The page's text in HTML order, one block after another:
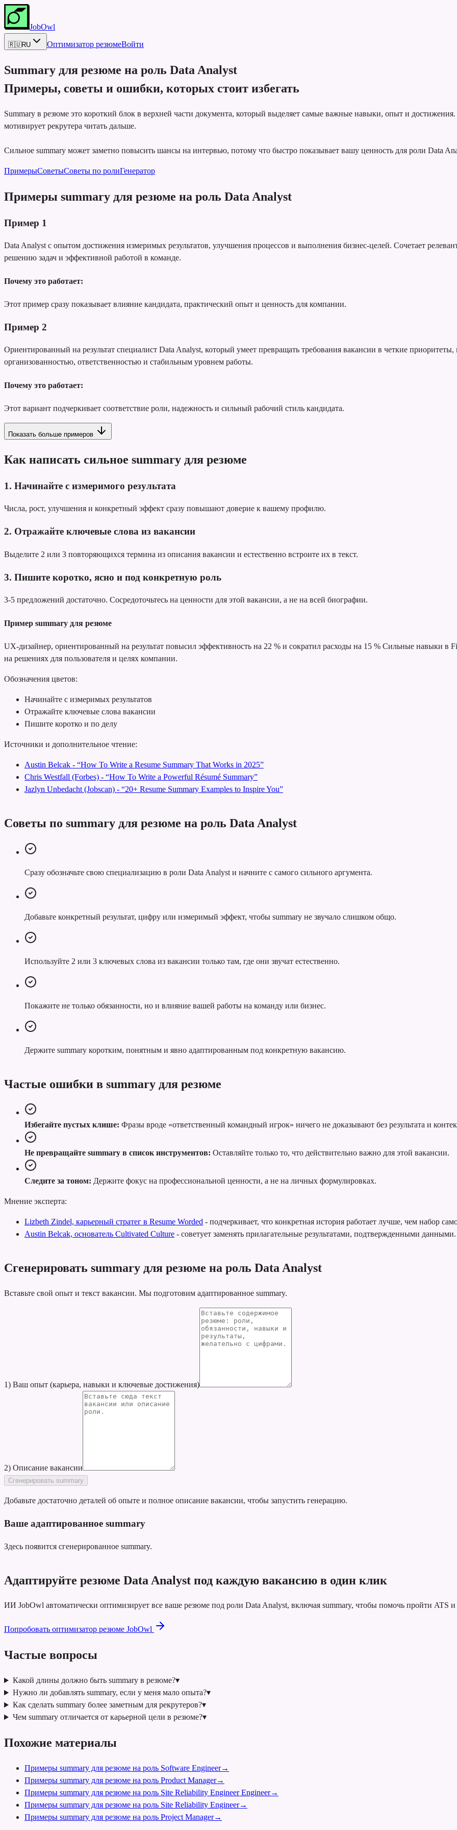
JobOwl
🇷🇺RU Оптимизатор резюмеВойти
Summary для резюме на роль Data Analyst
Примеры, советы и ошибки, которых стоит избегать
Summary в резюме это короткий блок в верхней части документа, который выделяет самые важные навыки, опыт и
мотивирует рекрутера читать дальше.
Сильное summary может заметно повысить шансы на интервью, потому что быстро показывает вашу ценность для роли Data
ПримерыСоветыСоветы по ролиГенератор
Примеры summary для резюме на роль Data Analyst
Пример 1
Data Analyst с опытом достижения измеримых результатов, улучшения процессов и выполнения бизнес-целей. Сочетает
решению задач и эффективной работой в команде.
Почему это работает:
Этот пример сразу показывает влияние кандидата, практический опыт и ценность для компании.
Пример 2
Ориентированный на результат специалист Data Analyst, который умеет превращать требования вакансии в четкие
организованностью, ответственностью и стабильным уровнем работы.
Почему это работает:
Этот вариант подчеркивает соответствие роли, надежность и сильный рабочий стиль кандидата.
Показать больше примеров
Как написать сильное summary для резюме
1. Начинайте с измеримого результата
Числа, рост, улучшения и конкретный эффект сразу повышают доверие к вашему профилю.
2. Отражайте ключевые слова из вакансии
Выделите 2 или 3 повторяющихся термина из описания вакансии и естественно встроите их в текст.
3. Пишите коротко, ясно и под конкретную роль
3-5 предложений достаточно. Сосредоточьтесь на ценности для этой вакансии, а не на всей биографии.
Пример summary для резюме
UX-дизайнер, ориентированный на результат повысил эффективность на 22 % и сократил расходы на 15 % Сильные навыки в
на решениях для пользователя и целях компании.
Обозначения цветов:
Начинайте с измеримых результатов
Отражайте ключевые слова вакансии
Пишите коротко и по делу
Источники и дополнительное чтение:
Austin Belcak - “How To Write a Resume Summary That Works in 2025”
Chris Westfall (Forbes) - “How To Write a Powerful Résumé Summary”
Jazlyn Unbedacht (Jobscan) - “20+ Resume Summary Examples to Inspire You”
Советы по summary для резюме на роль Data Analyst
Сразу обозначьте свою специализацию в роли Data Analyst и начните с самого сильного аргумента.
Добавьте конкретный результат, цифру или измеримый эффект, чтобы summary не звучало слишком общо.
Используйте 2 или 3 ключевых слова из вакансии только там, где они звучат естественно.
Покажите не только обязанности, но и влияние вашей работы на команду или бизнес.
Держите summary коротким, понятным и явно адаптированным под конкретную вакансию.
Частые ошибки в summary для резюме
Избегайте пустых клише: Фразы вроде «ответственный командный игрок» ничего не доказывают без результата и
Не превращайте summary в список инструментов: Оставляйте только то, что действительно важно для этой вакансии.
Следите за тоном: Держите фокус на профессиональной ценности, а не на личных формулировках.
Мнение эксперта:
Lizbeth Zindel, карьерный стратег в Resume Worded - подчеркивает, что конкретная история работает лучше, чем набор
Austin Belcak, основатель Cultivated Culture - советует заменять прилагательные результатами, подтвержденными данными.
Сгенерировать summary для резюме на роль Data Analyst
Вставьте свой опыт и текст вакансии. Мы подготовим адаптированное summary.
1) Ваш опыт (карьера, навыки и ключевые достижения)
2) Описание вакансии
Сгенерировать summary
Добавьте достаточно деталей об опыте и полное описание вакансии, чтобы запустить генерацию.
Ваше адаптированное summary
Здесь появится сгенерированное summary.
Адаптируйте резюме Data Analyst под каждую вакансию в один клик
ИИ JobOwl автоматически оптимизирует все ваше резюме под роли Data Analyst, включая summary, чтобы помочь пройти ATS
Попробовать оптимизатор резюме JobOwl
Частые вопросы
Какой длины должно быть summary в резюме?▾
Нужно ли добавлять summary, если у меня мало опыта?▾
Как сделать summary более заметным для рекрутеров?▾
Чем summary отличается от карьерной цели в резюме?▾
Похожие материалы
Примеры summary для резюме на роль Software Engineer→
Примеры summary для резюме на роль Product Manager→
Примеры summary для резюме на роль Site Reliability Engineer Engineer→
Примеры summary для резюме на роль Site Reliability Engineer→
Примеры summary для резюме на роль Project Manager→